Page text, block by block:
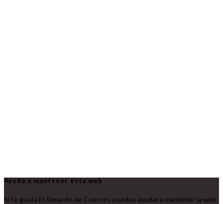
Ayuda a mantener esta web
Si te gusta El Almacén de Cuentos puedes ayudar a mantener la web